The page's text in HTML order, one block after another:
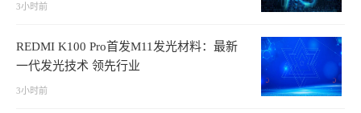
3小时前
REDMI K100 Pro首发M11发光材料：最新
一代发光技术 领先行业
3小时前